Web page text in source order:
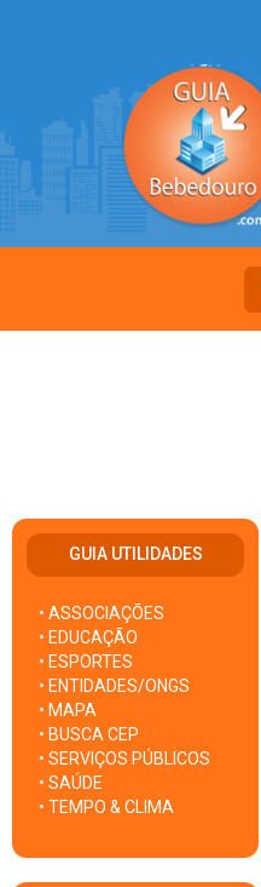
GUIA UTILIDADES
• ASSOCIAÇÕES
• EDUCAÇÃO
• ESPORTES
• ENTIDADES/ONGS
• MAPA
• BUSCA CEP
• SERVIÇOS PÚBLICOS
• SAÚDE
• TEMPO & CLIMA